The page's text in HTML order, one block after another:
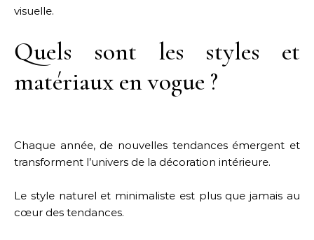
visuelle.
Quels sont les styles et
matériaux en vogue ?
Chaque année, de nouvelles tendances émergent et
transforment l’univers de la décoration intérieure.
Le style naturel et minimaliste est plus que jamais au
cœur des tendances.